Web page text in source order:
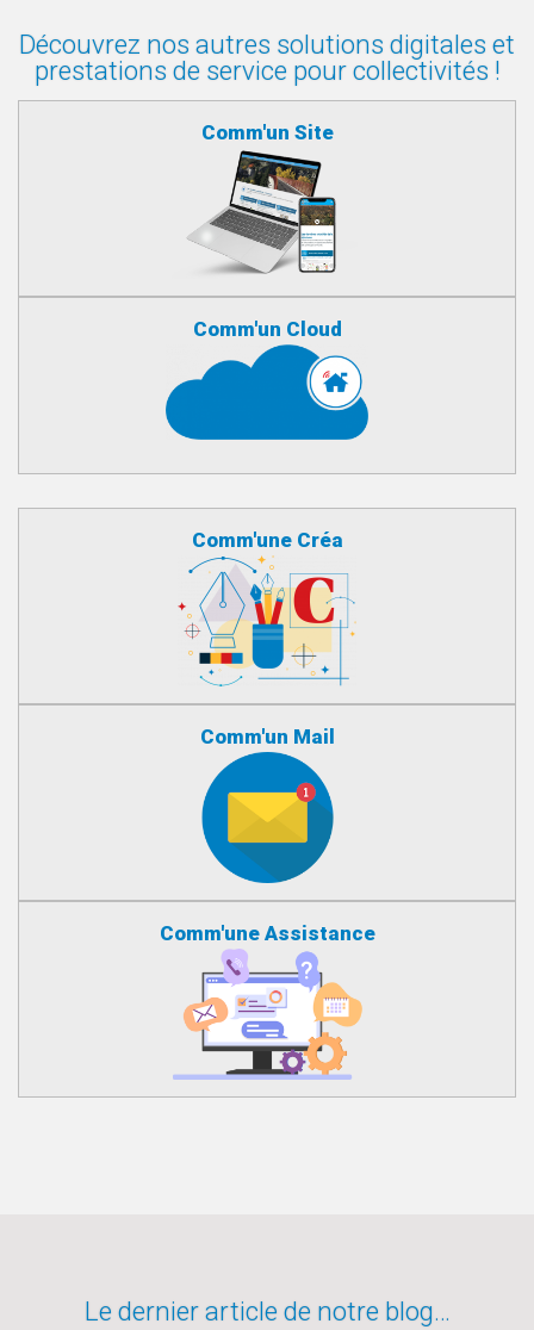
Découvrez nos autres solutions digitales et
prestations de service pour collectivités !
Comm'un Site
Comm'un Cloud
Comm'une Créa
Comm'un Mail
Comm'une Assistance
Le dernier article de notre blog…